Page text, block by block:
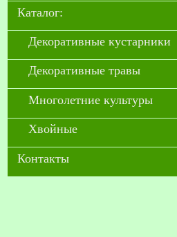
Каталог:
Декоративные кустарники
Декоративные травы
Многолетние культуры
Хвойные
Контакты